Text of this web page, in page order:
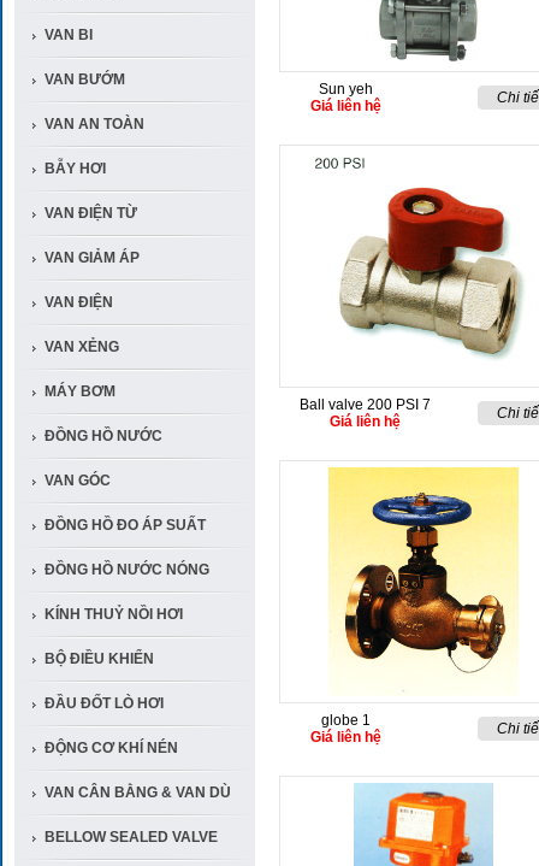
VAN BI
VAN BƯỚM
VAN AN TOÀN
BẪY HƠI
VAN ĐIỆN TỪ
VAN GIẢM ÁP
VAN ĐIỆN
VAN XẺNG
MÁY BƠM
ĐỒNG HỒ NƯỚC
VAN GÓC
ĐỒNG HỒ ĐO ÁP SUẤT
ĐỒNG HỒ NƯỚC NÓNG
KÍNH THUỶ NỒI HƠI
BỘ ĐIỀU KHIỂN
ĐẦU ĐỐT LÒ HƠI
ĐỘNG CƠ KHÍ NÉN
VAN CÂN BẰNG & VAN DÙ
BELLOW SEALED VALVE
Sun yeh
Giá liên hệ
Chi
Ball valve 200 PSI 7
Giá liên hệ
Chi
globe 1
Giá liên hệ
Chi